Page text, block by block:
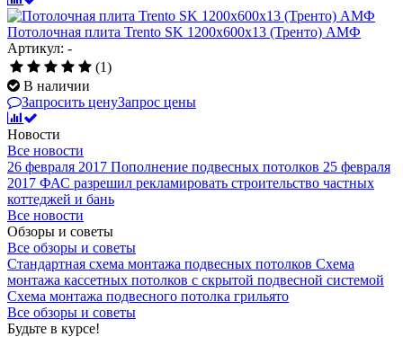
Потолочная плита Trento SK 1200x600x13 (Тренто) АМФ
Артикул: -
(1)
В наличии
Запросить ценуЗапрос цены
Новости
Все новости
26 февраля 2017 Пополнение подвесных потолков 25 февраля
2017 ФАС разрешил рекламировать строительство частных
коттеджей и бань
Все новости
Обзоры и советы
Все обзоры и советы
Стандартная схема монтажа подвесных потолков Схема
монтажа кассетных потолков с скрытой подвесной системой
Схема монтажа подвесного потолка грильято
Все обзоры и советы
Будьте в курсе!